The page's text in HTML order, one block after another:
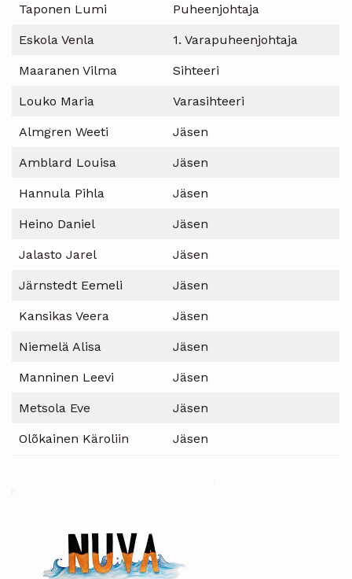
Taponen Lumi Puheenjohtaja
Eskola Venla 1. Varapuheenjohtaja
Maaranen Vilma Sihteeri
Louko Maria Varasihteeri
Almgren Weeti Jäsen
Amblard Louisa Jäsen
Hannula Pihla Jäsen
Heino Daniel Jäsen
Jalasto Jarel Jäsen
Järnstedt Eemeli Jäsen
Kansikas Veera Jäsen
Niemelä Alisa Jäsen
Manninen Leevi Jäsen
Metsola Eve Jäsen
Olõkainen Käroliin Jäsen